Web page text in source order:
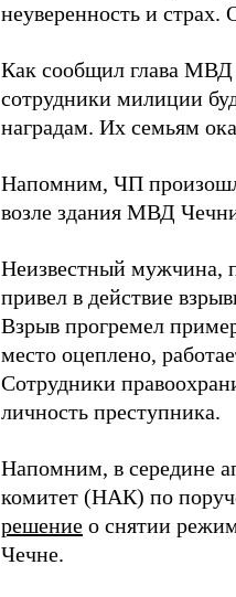
неуверенность и
Как сообщил глава МВД
сотрудники милиции
наградам. Их семьям
Напомним, ЧП
возле здания МВД
Неизвестный мужчина,
привел в действие
Взрыв прогремел
место оцеплено,
Сотрудники
личность преступника.
Напомним, в середине
комитет (НАК) по
решение о снятии
Чечне.